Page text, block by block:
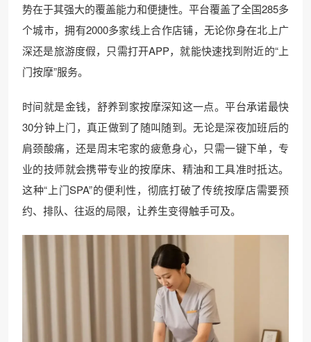
势在于其强大的覆盖能力和便捷性。平台覆盖了全国285多
个城市，拥有2000多家线上合作店铺，无论你身在北上广
深还是旅游度假，只需打开APP，就能快速找到附近的“上
门按摩”服务。
时间就是金钱，舒养到家按摩深知这一点。平台承诺最快
30分钟上门，真正做到了随叫随到。无论是深夜加班后的
肩颈酸痛，还是周末宅家的疲惫身心，只需一键下单，专
业的技师就会携带专业的按摩床、精油和工具准时抵达。
这种“上门SPA”的便利性，彻底打破了传统按摩店需要预
约、排队、往返的局限，让养生变得触手可及。